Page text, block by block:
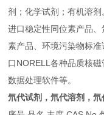
剂；化学试剂；有机溶剂
进口稳定性同位素产品
素产品、环境污染物标
口NORELL各种品质核
数据处理软件等。
氘代试剂，氘代溶剂，氘